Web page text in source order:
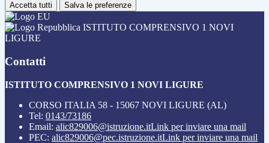
Accetta tutti Salva le preferenze
ISTITUTO COMPRENSIVO 1 NOVI
LIGURE
Contatti
ISTITUTO COMPRENSIVO 1 NOVI LIGURE
CORSO ITALIA 58 - 15067 NOVI LIGURE (AL)
Tel: 0143/73186
Email: alic829006@istruzione.itLink per inviare una mail
PEC: alic829006@pec.istruzione.itLink per inviare una mail